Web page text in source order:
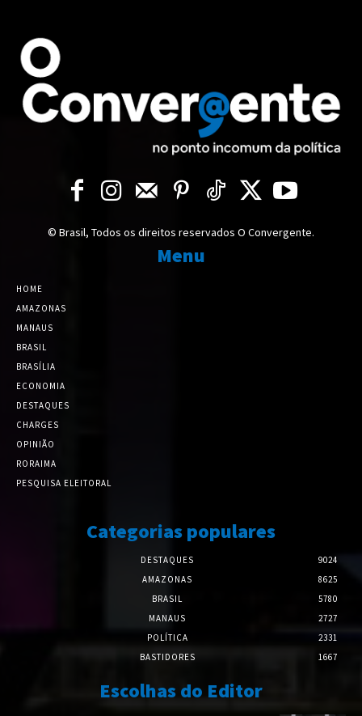
© Brasil, Todos os direitos reservados O Convergente.
Menu
HOME
AMAZONAS
MANAUS
BRASIL
BRASÍLIA
ECONOMIA
DESTAQUES
CHARGES
OPINIÃO
RORAIMA
PESQUISA ELEITORAL
Categorias populares
DESTAQUES
9024
AMAZONAS
8625
BRASIL
5780
MANAUS
2727
POLÍTICA
2331
BASTIDORES
1667
Escolhas do Editor